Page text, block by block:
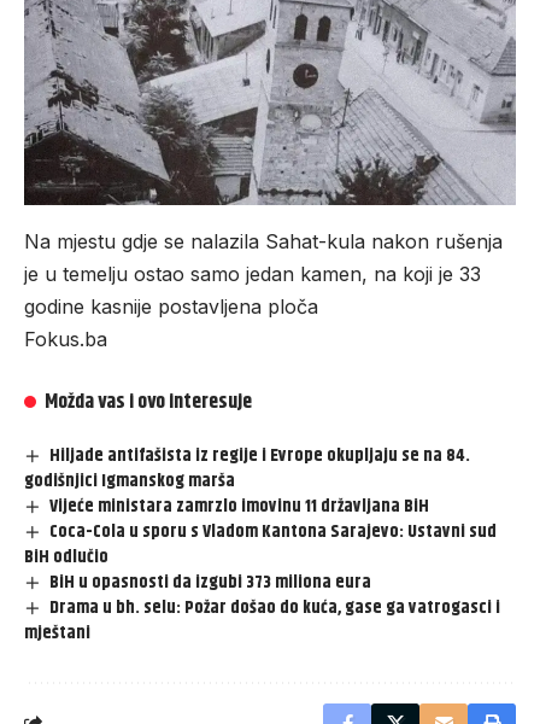
Na mjestu gdje se nalazila Sahat-kula nakon rušenja
je u temelju ostao samo jedan kamen, na koji je 33
godine kasnije postavljena ploča
Fokus.ba
Možda vas i ovo interesuje
Hiljade antifašista iz regije i Evrope okupljaju se na 84.
godišnjici Igmanskog marša
Vijeće ministara zamrzlo imovinu 11 državljana BiH
Coca-Cola u sporu s Vladom Kantona Sarajevo: Ustavni sud
BiH odlučio
BiH u opasnosti da izgubi 373 miliona eura
Drama u bh. selu: Požar došao do kuća, gase ga vatrogasci i
mještani